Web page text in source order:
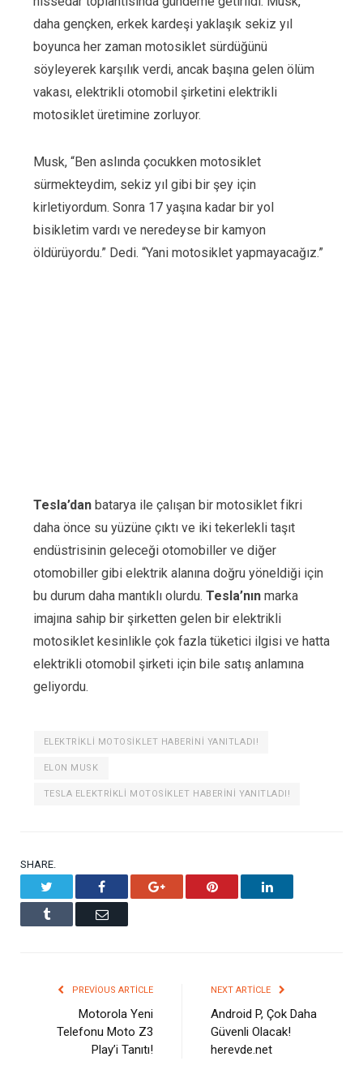
daha gençken, erkek kardeşi yaklaşık sekiz yıl
boyunca her zaman motosiklet sürdüğünü
söyleyerek karşılık verdi, ancak başına gelen ölüm
vakası, elektrikli otomobil şirketini elektrikli
motosiklet üretimine zorluyor.
Musk, “Ben aslında çocukken motosiklet
sürmekteydim, sekiz yıl gibi bir şey için
kirletiyordum. Sonra 17 yaşına kadar bir yol
bisikletim vardı ve neredeyse bir kamyon
öldürüyordu.” Dedi. “Yani motosiklet yapmayacağız.”
Tesla’danbatarya ile çalışan bir motosiklet fikri
daha önce su yüzüne çıktı ve iki tekerlekli taşıt
endüstrisinin geleceği otomobiller ve diğer
otomobiller gibi elektrik alanına doğru yöneldiği için
bu durum daha mantıklı olurdu. Tesla’nınmarka
imajına sahip bir şirketten gelen bir elektrikli
motosiklet kesinlikle çok fazla tüketici ilgisi ve hatta
elektrikli otomobil şirketi için bile satış anlamına
geliyordu.
ELEKTRIKLI MOTOSIKLET HABERINI YANITLADI!
ELON MUSK
TESLA ELEKTRIKLI MOTOSIKLET HABERINI YANITLADI!
SHARE.
Facebook Google+ Pinterest LinkedIn
Tumblr Email
PREVIOUS ARTICLE
Motorola Yeni
Telefonu Moto Z3
Play’i Tanıtı!
NEXT ARTICLE
Android P, Çok Daha
Güvenli Olacak!
herevde.net